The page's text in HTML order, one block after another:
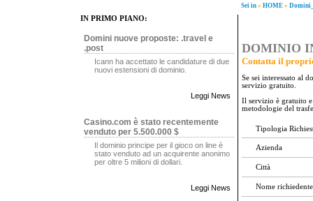
Sei in » HOME »
IN PRIMO PIANO:
Domini nuove proposte: .travel e
.post
Icann ha accettato le candidature di due
nuovi estensioni di dominio.
Leggi News
Casino.com è stato recentemente
venduto per 5.500.000 $
Il dominio principe per il gioco on line è
stato venduto ad un acquirente anonimo
per oltre 5 milioni di dollari.
Leggi News
DOMINIO
Contatta il
Se sei interessato al
servizio gratuito.
Il servizio è gratuito
metodologie del
Tipologia
Azienda
Città
Nome richiedente